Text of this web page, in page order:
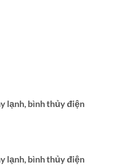
lạnh, bình thủy điện
lạnh, bình thủy điện